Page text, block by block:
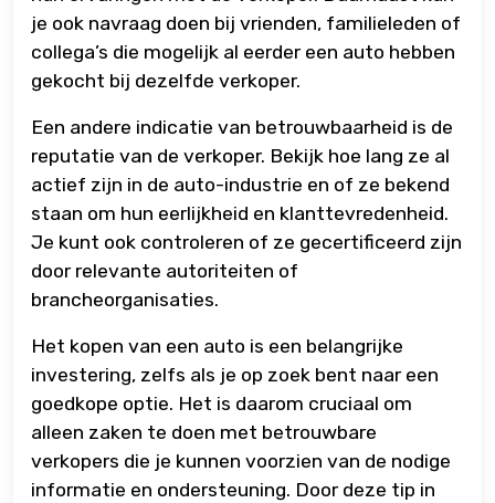
je ook navraag doen bij vrienden, familieleden of
collega’s die mogelijk al eerder een auto hebben
gekocht bij dezelfde verkoper.
Een andere indicatie van betrouwbaarheid is de
reputatie van de verkoper. Bekijk hoe lang ze al
actief zijn in de auto-industrie en of ze bekend
staan om hun eerlijkheid en klanttevredenheid.
Je kunt ook controleren of ze gecertificeerd zijn
door relevante autoriteiten of
brancheorganisaties.
Het kopen van een auto is een belangrijke
investering, zelfs als je op zoek bent naar een
goedkope optie. Het is daarom cruciaal om
alleen zaken te doen met betrouwbare
verkopers die je kunnen voorzien van de nodige
informatie en ondersteuning. Door deze tip in